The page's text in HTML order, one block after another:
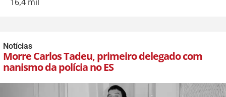
Notícias
Morre Carlos Tadeu, primeiro delegado com
nanismo da polícia no ES